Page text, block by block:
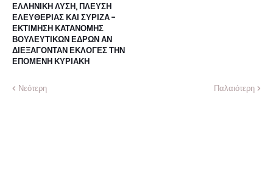
ΕΛΛΗΝΙΚΗ ΛΥΣΗ, ΠΛΕΥΣΗ
ΕΛΕΥΘΕΡΙΑΣ ΚΑΙ ΣΥΡΙΖΑ -
ΕΚΤΙΜΗΣΗ ΚΑΤΑΝΟΜΗΣ
ΒΟΥΛΕΥΤΙΚΩΝ ΕΔΡΩΝ ΑΝ
ΔΙΕΞΑΓΟΝΤΑΝ ΕΚΛΟΓΕΣ ΤΗΝ
ΕΠΟΜΕΝΗ ΚΥΡΙΑΚΗ
Νεότερη Παλαιότερη